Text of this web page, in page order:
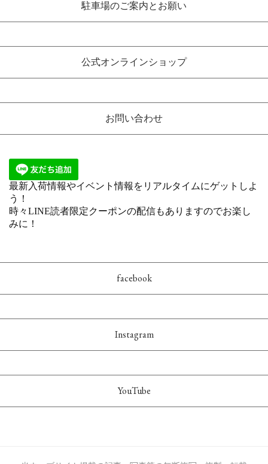
駐車場のご案内とお願い
公式オンラインショップ
お問い合わせ
facebook
Instagram
YouTube